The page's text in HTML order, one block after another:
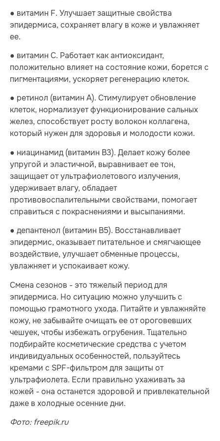
● витамин F. Улучшает защитные свойства
эпидермиса, сохраняет влагу в коже и увлажняет
ее.
● витамин C. Работает как антиоксидант,
положительно влияет на состояние кожи, борется с
пигментациями, ускоряет регенерацию клеток.
● ретинол (витамин A). Стимулирует обновление
клеток, нормализует функционирование сальных
желез, способствует росту волокон коллагена,
который нужен для здоровья и молодости кожи.
● ниацинамид (витамин B3). Делает кожу более
упругой и эластичной, выравнивает ее тон,
защищает от ультрафиолетового излучения,
удерживает влагу, обладает
противовоспалительными свойствами, помогает
справиться с покраснениями и высыпаниями.
● депантенол (витамин B5). Восстанавливает
эпидермис, оказывает питательное и смягчающее
воздействие, улучшает обменные процессы,
увлажняет и успокаивает кожу.
Смена сезонов - это тяжелый период для
эпидермиса. Но ситуацию можно улучшить с
помощью грамотного ухода. Питайте и увлажняйте
кожу, не забывайте очищать ее от ороговевших
чешуек, чтобы избежать огрубения. Тщательно
подбирайте косметические средства с учетом
индивидуальных особенностей, пользуйтесь
кремами с SPF-фильтром для защиты от
ультрафиолета. Если правильно ухаживать за
кожей - она останется здоровой и привлекательной
даже в холодные осенние дни.
Фото: freepik.ru